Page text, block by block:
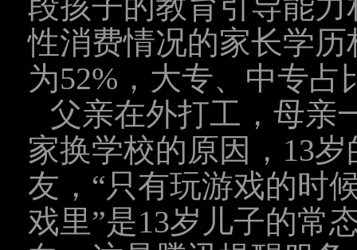
性消费情况的家长学
为52%，大专、中专占
父亲在外打工，母亲
家换学校的原因，13
友，“只有玩游戏的时
戏里”是13岁儿子的常